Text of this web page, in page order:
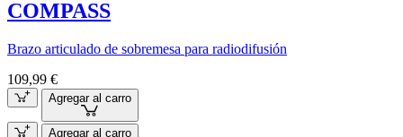
COMPASS
Brazo articulado de sobremesa para radiodifusión
109,99 €
Agregar al carro
Agregar al carro